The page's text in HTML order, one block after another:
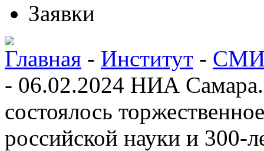
Заявки
Главная - Институт - СМИ
- 06.02.2024 НИА
состоялось
российской науки и 300-